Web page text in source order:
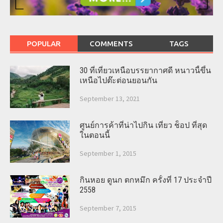
POPULAR COMMENTS TAGS
30 ที่เที่ยวเหนือบรรยากาศดี หนาวนี้ขึ้น
เหนือไปต๊ะต่อนยอนกัน
September 13, 2021
ศูนย์การค้าที่น่าไปกิน เที่ยว ช็อป ที่สุด
ในตอนนี้
September 1, 2015
กินหอย ดูนก ตกหมึก ครั้งที่ 17 ประจำปี
2558
September 7, 2015